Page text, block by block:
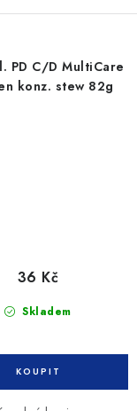
PD C/D MultiCare
konz. stew 82g
Skladem
36 Kč